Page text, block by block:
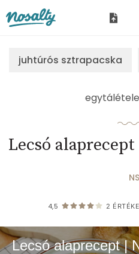
juhtúrós sztrapacska
Lecsó
NS
4,5 2
Lecsó alaprecept |